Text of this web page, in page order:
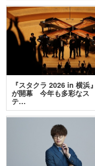
『スタクラ 2026 in 横浜』
が開幕 今年も多彩なス
テ…